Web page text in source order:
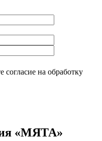
на обработку
«МЯТА»